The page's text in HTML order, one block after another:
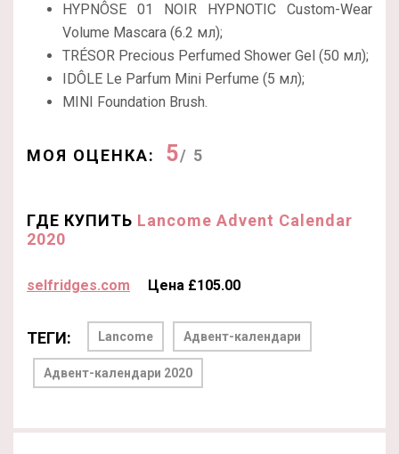
HYPNÔSE 01 NOIR HYPNOTIC Custom-Wear
Volume Mascara (6.2 мл);
TRÉSOR Precious Perfumed Shower Gel (50 мл);
IDÔLE Le Parfum Mini Perfume (5 мл);
MINI Foundation Brush.
МОЯ ОЦЕНКА: 5/ 5
ГДЕ КУПИТЬ Lancome Advent Calendar
2020
selfridges.com Цена £105.00
ТЕГИ: Lancome Адвент-календари
Адвент-календари 2020